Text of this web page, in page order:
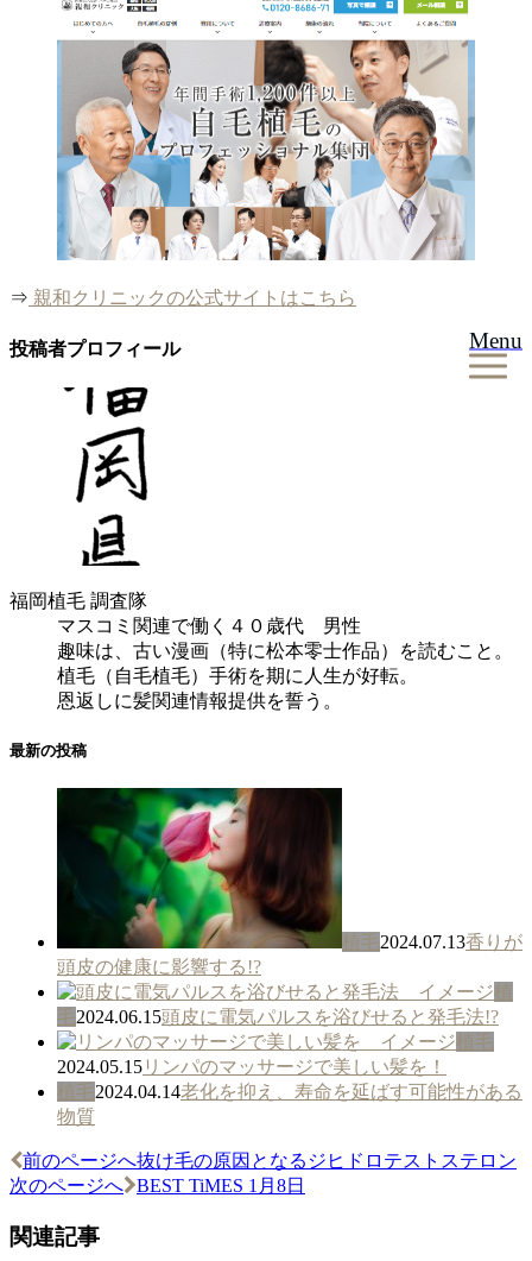
Menu
⇒ 親和クリニックの公式サイトはこちら
投稿者プロフィール
福岡植毛 調査隊
マスコミ関連で働く４０歳代 男性
趣味は、古い漫画（特に松本零士作品）を読むこと。
植毛（自毛植毛）手術を期に人生が好転。
恩返しに髪関連情報提供を誓う。
最新の投稿
植毛 2024.07.13香りが
頭皮の健康に影響する!?
植
毛 2024.06.15頭皮に電気パルスを浴びせると発毛法!?
植毛
2024.05.15リンパのマッサージで美しい髪を！
植毛 2024.04.14老化を抑え、寿命を延ばす可能性がある
物質
投
稿
ナ
前のページへ抜け毛の原因となるジヒドロテストステロン
次のページへ
BEST TiMES 1月8日
関連記事